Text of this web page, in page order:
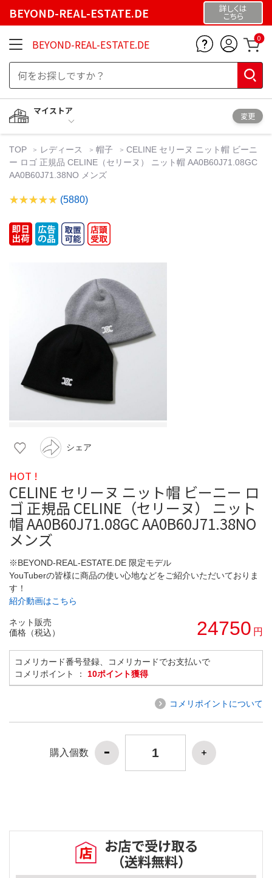
BEYOND-REAL-ESTATE.DE 詳しくは
こちら
BEYOND-REAL-ESTATE.DE 0
マイストア
変更
TOP レディース 帽子
CELINE セリーヌ ニット帽 ビーニ
ー ロゴ 正規品 CELINE（セリーヌ） ニット帽 AA0B60J71.08GC
AA0B60J71.38NO メンズ
(5880)
シェア
HOT !
CELINE セリーヌ ニット帽 ビーニー ロ
ゴ 正規品 CELINE（セリーヌ） ニット
帽 AA0B60J71.08GC AA0B60J71.38NO
メンズ
※BEYOND-REAL-ESTATE.DE 限定モデル
YouTuberの皆様に商品の使い心地などをご紹介いただいておりま
す！
紹介動画はこちら
ネット販売
価格（税込）
24750 円
コメリカード番号登録、コメリカードでお支払いで
コメリポイント ： 10ポイント獲得
コメリポイントについて
購入個数
お店で受け取る
（送料無料）